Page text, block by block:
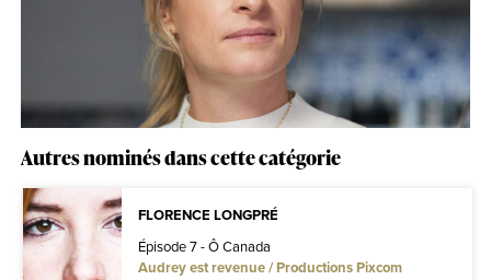
Autres nominés dans cette catégorie
FLORENCE LONGPRÉ
Épisode 7 - Ô Canada
Audrey est revenue / Productions Pixcom